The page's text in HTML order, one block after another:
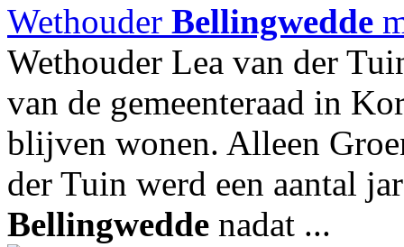
Wethouder Bellingwedde
Wethouder Lea van der
van de gemeenteraad in
blijven wonen. Alleen
der Tuin werd een aantal
Bellingwedde nadat ...